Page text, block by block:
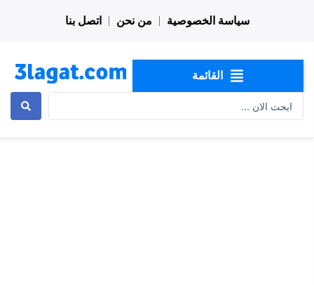
سياسة الخصوصية من نحن اتصل بنا
القائمة